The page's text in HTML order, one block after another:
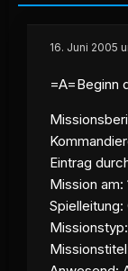
16. Juni 2005
=A=Beginn
Eintrag
Mission am: